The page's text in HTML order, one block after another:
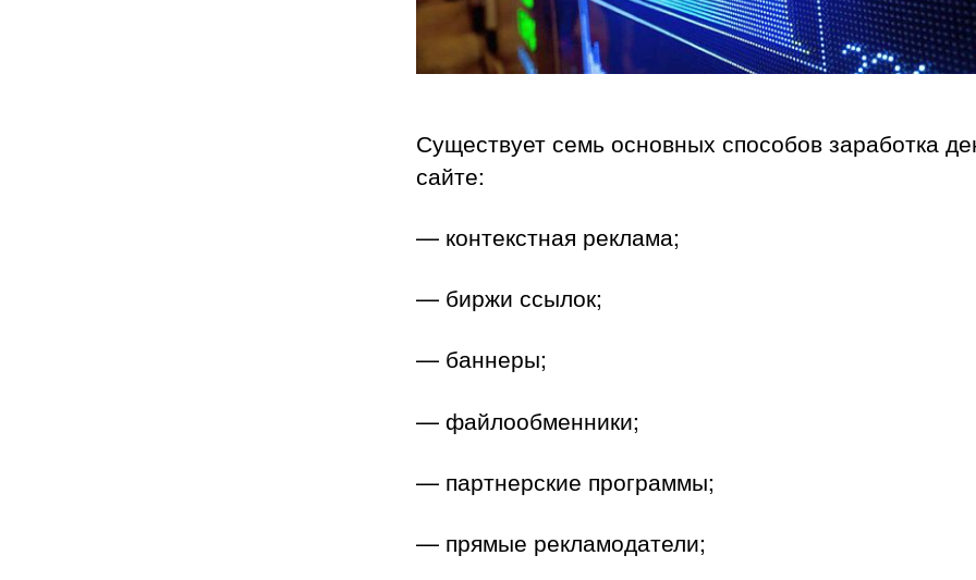
Существует семь основных способов заработка
сайте:
— контекстная реклама;
— биржи ссылок;
— баннеры;
— файлообменники;
— партнерские программы;
— прямые рекламодатели;